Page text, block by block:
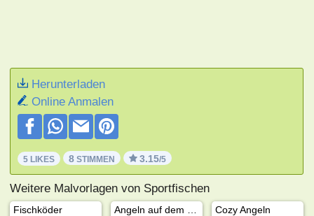
Herunterladen
Online Anmalen
5 LIKES 8 STIMMEN 3.15/5
Weitere Malvorlagen von Sportfischen
Fischköder Cozy Angeln